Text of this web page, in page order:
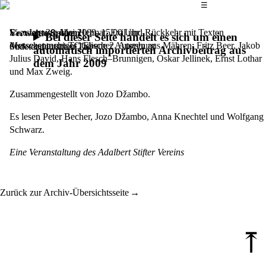
Das
☰
Bei dieser Seite handelt es sich um einen
automatisch importierten Archivbeitrag aus
dem Jahr 2009
Verwehte Spuren
Sudetendeutscher Tag
Eine Lesung über Heimat, Exil und Rückkehr mit Texten
deutschsprachiger jüdischer Autoren aus Mähren: Fritz Beer, Jakob
Julius David, Hans Flesch–Brunnigen, Oskar Jellinek, Ernst Lothar
und Max Zweig.
Zusammengestellt von Jozo Džambo.
Es lesen Peter Becher, Jozo Džambo, Anna Knechtel und Wolfgang
Schwarz.
Eine Veranstaltung des Adalbert Stifter Vereins
Samstag, 30. Mai 2009,15.00 Uhr
Messezentrum, TC Ebene 2, Augsburg
Zurück zur Archiv-Übersichtsseite
⤒